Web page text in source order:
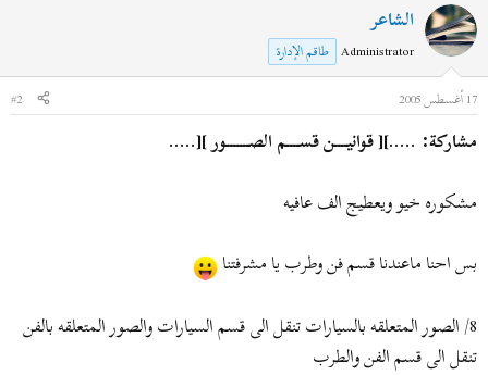
الشاعر
Administrator طاقم الإدارة
17 أغسطس 2005
#2
مشاركة: .....][ قوانيــــن قســــم الصـــــــور ][.....
مشكوره خيو ويعطيج الف عافيه
بس احنا ماعندنا قسم فن وطرب يا مشرفتنا
8/ الصور المتعلقه بالسيارات تنقل الى قسم السيارات والصور المتعلقه بالفن
تنقل الى قسم الفن والطرب